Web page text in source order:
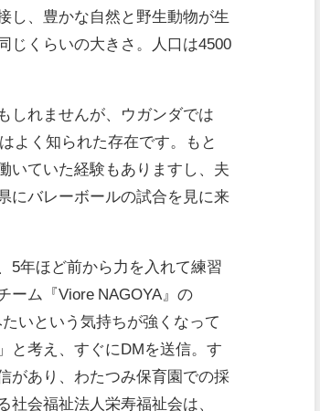
し、豊かな自然と野生動物が生
じくらいの大きさ。人口は4500
しれませんが、ウガンダでは
よく知られた存在です。もと
いていた経験もありますし、夫
にバレーボールの試合を見に来
5年ほど前から力を入れて練習
ーム『Viore NAGOYA』の
いという気持ちが強くなって
と考え、すぐにDMを送信。す
があり、わたつみ保育園での採
社会福祉法⼈栄寿福祉会は、